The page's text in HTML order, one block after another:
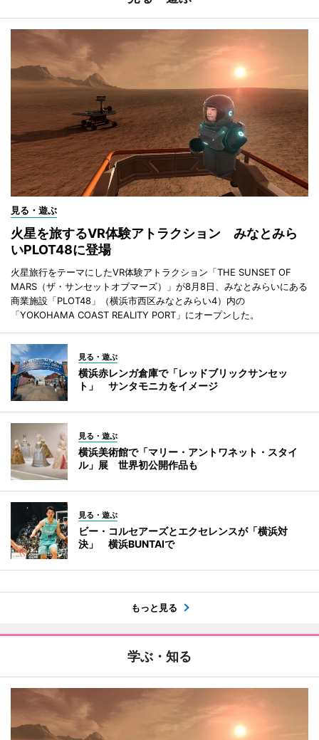
見る・遊ぶ
火星を旅するVR体験アトラクション みなとみら
いPLOT48に登場
火星旅行をテーマにしたVR体験アトラクション「THE SUNSET OF
MARS（ザ・サンセットオブマーズ）」が8月8日、みなとみらいにある
商業施設「PLOT48」（横浜市西区みなとみらい4）内の
「YOKOHAMA COAST REALITY PORT」にオープンした。
見る・遊ぶ
横浜赤レンガ倉庫で「レッドブリックサンセッ
ト」 サンタモニカをイメージ
見る・遊ぶ
横浜美術館で「マリー・アントワネット・スタイ
ル」展 世界初公開作品も
見る・遊ぶ
ビー・コルセアーズとエクセレンスが「横浜対
決」 横浜BUNTAIで
もっと見る
学ぶ・知る